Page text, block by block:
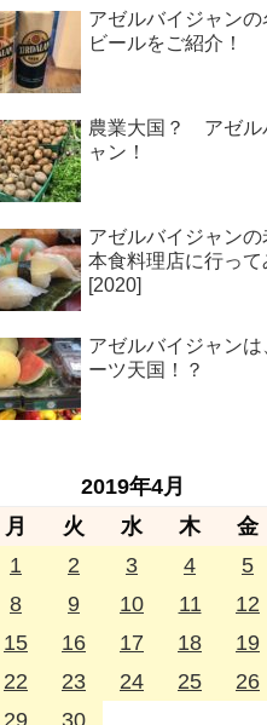
アゼルバイジャンの
ビールをご紹介！
農業大国？ アゼル
ャン！
アゼルバイジャンの
本食料理店に行って
[2020]
アゼルバイジャンは
ーツ天国！？
2019年4月
月 火 水 木 金
1
2 3 4 5
8 9 10 11 12
15 16 17 18 19
22 23 24 25 26
29 30